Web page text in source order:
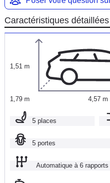
Caractéristiques détaillées
1,51 m
1,79 m 4,57 m
5 places
5 portes
Automatique à 6 rapports